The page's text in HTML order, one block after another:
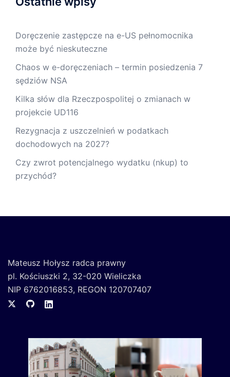
Doręczenie zastępcze na e-US pełnomocnika
może być nieskuteczne
Chaos w e-doręczeniach – termin posiedzenia 7
sędziów NSA
Kilka słów dla Rzeczpospolitej o zmianach w
projekcie UD116
Rezygnacja z uszczelnień w podatkach
dochodowych na 2027?
Czy zwrot potencjalnego wydatku (nkup) to
przychód?
Mateusz Hołysz radca prawny
pl. Kościuszki 2, 32-020 Wieliczka
NIP 6762016853, REGON 120707407